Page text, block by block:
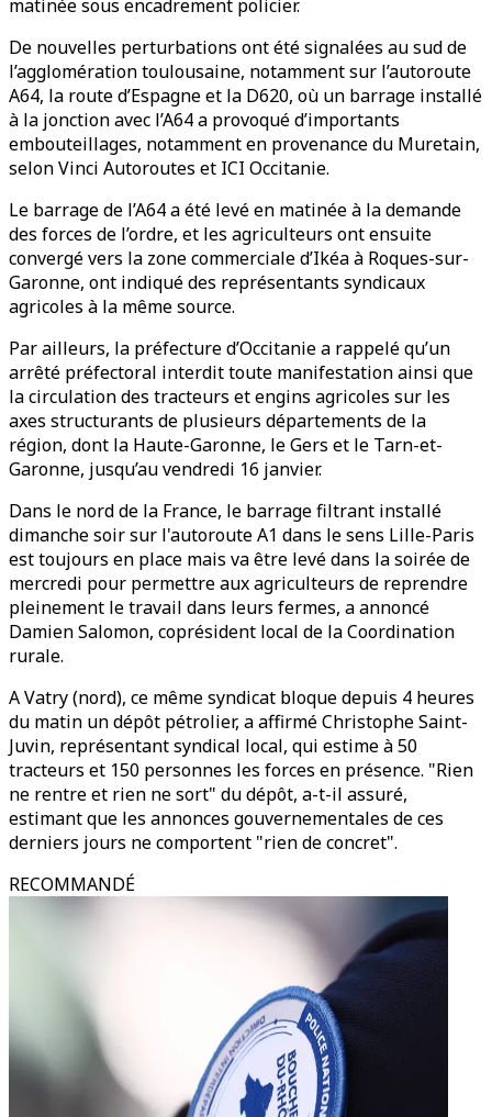
matinée sous encadrement policier.
De nouvelles perturbations ont été signalées au sud de
l’agglomération toulousaine, notamment sur l’autoroute
A64, la route d’Espagne et la D620, où un barrage installé
à la jonction avec l’A64 a provoqué d’importants
embouteillages, notamment en provenance du Muretain,
selon Vinci Autoroutes et ICI Occitanie.
Le barrage de l’A64 a été levé en matinée à la demande
des forces de l’ordre, et les agriculteurs ont ensuite
convergé vers la zone commerciale d’Ikéa à Roques-sur-
Garonne, ont indiqué des représentants syndicaux
agricoles à la même source.
Par ailleurs, la préfecture d’Occitanie a rappelé qu’un
arrêté préfectoral interdit toute manifestation ainsi que
la circulation des tracteurs et engins agricoles sur les
axes structurants de plusieurs départements de la
région, dont la Haute-Garonne, le Gers et le Tarn-et-
Garonne, jusqu’au vendredi 16 janvier.
Dans le nord de la France, le barrage filtrant installé
dimanche soir sur l'autoroute A1 dans le sens Lille-Paris
est toujours en place mais va être levé dans la soirée de
mercredi pour permettre aux agriculteurs de reprendre
pleinement le travail dans leurs fermes, a annoncé
Damien Salomon, coprésident local de la Coordination
rurale.
A Vatry (nord), ce même syndicat bloque depuis 4 heures
du matin un dépôt pétrolier, a affirmé Christophe Saint-
Juvin, représentant syndical local, qui estime à 50
tracteurs et 150 personnes les forces en présence. "Rien
ne rentre et rien ne sort" du dépôt, a-t-il assuré,
estimant que les annonces gouvernementales de ces
derniers jours ne comportent "rien de concret".
RECOMMANDÉ